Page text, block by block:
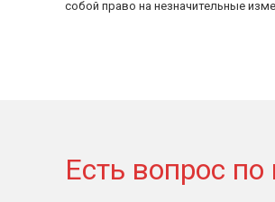
собой право на незначительные
Есть вопрос по